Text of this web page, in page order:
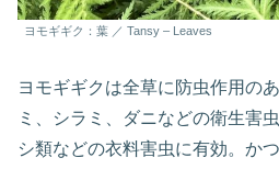
ヨモギギク：葉 ／ Tansy – Leaves
ヨモギギクは全草に防虫作用の
ミ、シラミ、ダニなどの衛生害
シ類などの衣料害虫に有効。か